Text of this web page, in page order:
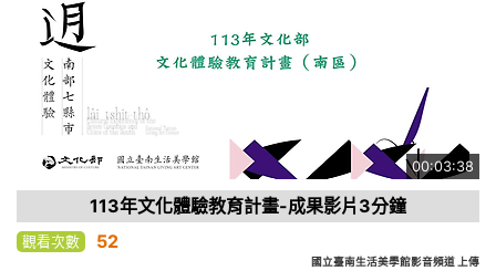
00:03:38
113年文化體驗教育計畫-成果影片3分鐘
觀看次數 52
國立臺南生活美學館影音頻道 上傳